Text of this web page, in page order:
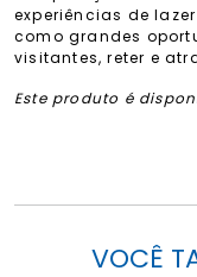
experiências de
como grandes
visitantes, reter e
Este produto é
VOCÊ